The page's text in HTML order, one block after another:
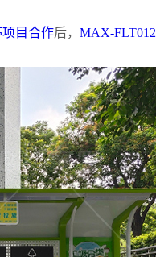
目合作后， MAX-FLT012